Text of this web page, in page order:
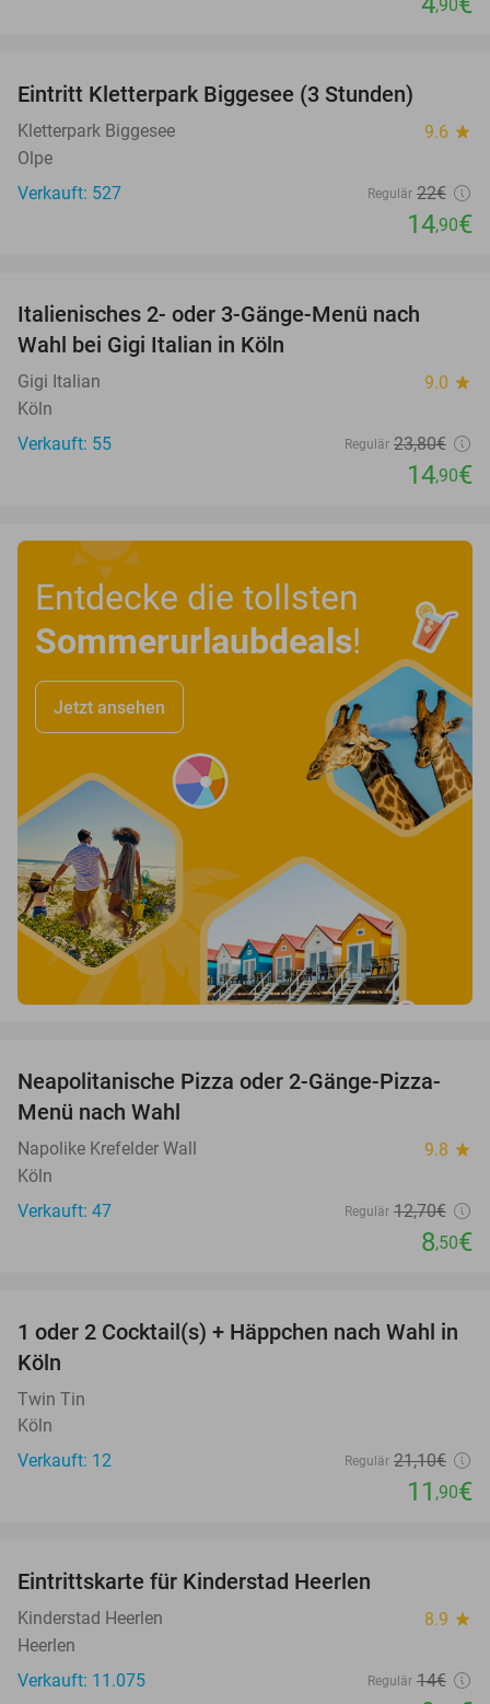
,90
Eintritt Kletterpark Biggesee (3 Stunden)
Kletterpark Biggesee 9.6 star
Olpe
Verkauft: 527
Regulär 22€
14,90€
Italienisches 2- oder 3-Gänge-Menü nach
Wahl bei Gigi Italian in Köln
Gigi Italian 9.0 star
Köln
Verkauft: 55
Regulär 23,80€
14,90€
Entdecke die tollsten
Sommerurlaubdeals!
Jetzt ansehen
33%
Neapolitanische Pizza oder 2-Gänge-Pizza-
Menü nach Wahl
Napolike Krefelder Wall 9.8 star
Köln
Verkauft: 47
Regulär 12,70€
8,50€
44%
1 oder 2 Cocktail(s) + Häppchen nach Wahl in
Köln
Twin Tin
Köln
Verkauft: 12
Regulär 21,10€
11 ,90€
Eintrittskarte für Kinderstad Heerlen
Kinderstad Heerlen 8.9 star
Heerlen
Verkauft: 11.075
Regulär 14€